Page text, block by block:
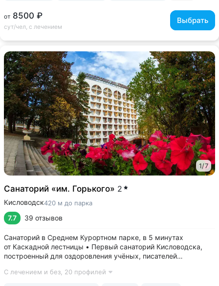
от 8500 ₽
сут/чел, с лечением
Выбрать
1/7
Санаторий «им. Горького» 2
Кисловодск420 м до парка
7.7 39 отзывов
Санаторий в Среднем Курортном парке, в 5 минутах
от Каскадной лестницы • Первый санаторий Кисловодска,
построенный для оздоровления учёных, писателей
Ахматова, Станиславский, Вернадский, Маршак •
С лечением и без, 20 профилей